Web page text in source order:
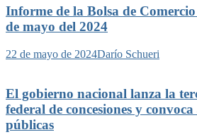
Informe de la Bolsa de
de mayo del 2024
22 de mayo de 2024Darío Schueri
El gobierno nacional lanza la
federal de concesiones y
públicas